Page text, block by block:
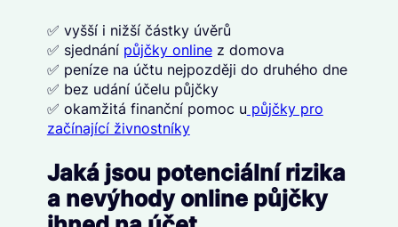
✅ vyšší i nižší částky úvěrů
✅ sjednání půjčky onlinez domova
✅ peníze na účtu nejpozději do druhého dne
✅ bez udání účelu půjčky
✅ okamžitá finanční pomoc u půjčky pro
začínající živnostníky
Jaká jsou potenciální rizika
a nevýhody online půjčky